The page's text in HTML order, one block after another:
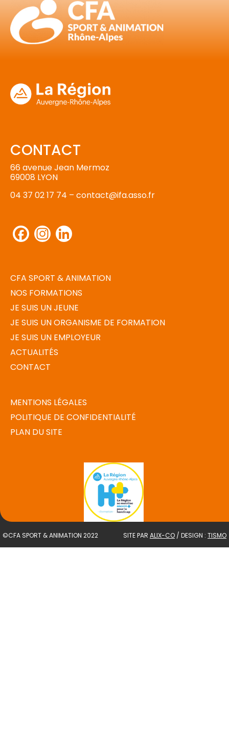
CONTACT
66 avenue Jean Mermoz
69008 LYON
04 37 02 17 74 – contact@ifa.asso.fr
CFA SPORT & ANIMATION
NOS FORMATIONS
JE SUIS UN JEUNE
JE SUIS UN ORGANISME DE FORMATION
JE SUIS UN EMPLOYEUR
ACTUALITÉS
CONTACT
MENTIONS LÉGALES
POLITIQUE DE CONFIDENTIALITÉ
PLAN DU SITE
©CFA SPORT & ANIMATION 2022 SITE PAR ALIX-CO / DESIGN : TISMO